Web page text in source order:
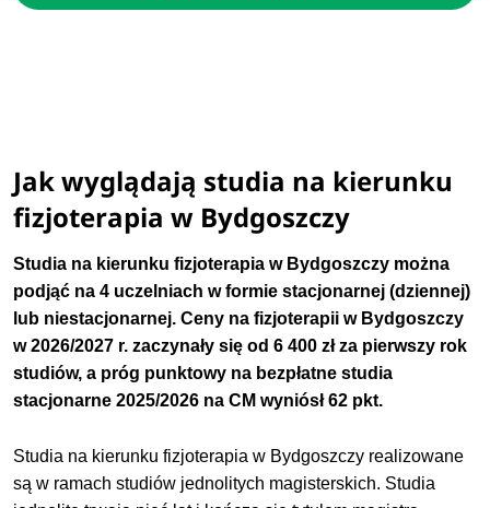
Jak wyglądają studia na kierunku
fizjoterapia w Bydgoszczy
Studia na kierunku fizjoterapia w Bydgoszczy można
podjąć na 4 uczelniach w formie stacjonarnej (dziennej)
lub niestacjonarnej. Ceny na fizjoterapii w Bydgoszczy
w 2026/2027 r. zaczynały się od 6 400 zł za pierwszy rok
studiów, a próg punktowy na bezpłatne studia
stacjonarne2025/2026 na CM wyniósł 62 pkt.
Studia na kierunku fizjoterapia w Bydgoszczy realizowane
są w ramach studiów jednolitych magisterskich. Studia